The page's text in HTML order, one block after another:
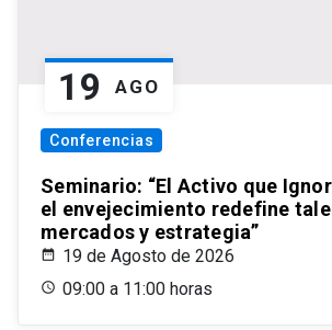
19 AGO
Conferencias
Seminario: “El Activo que
el envejecimiento redefine
mercados y estrategia”
19 de Agosto de 2026
09:00 a 11:00 horas